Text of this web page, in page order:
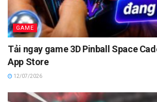
GAME
Tải ngay game 3D Pinball Space
App Store
12/07/2026